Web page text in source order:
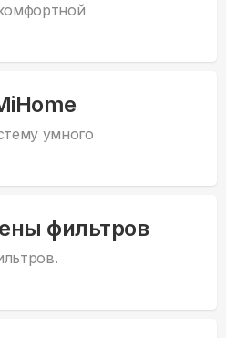
умного
фильтров